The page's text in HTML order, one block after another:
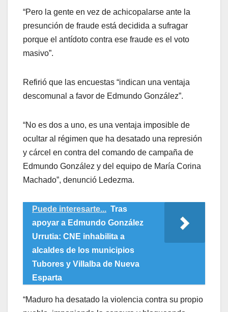
“Pero la gente en vez de achicopalarse ante la
presunción de fraude está decidida a sufragar
porque el antídoto contra ese fraude es el voto
masivo”.
Refirió que las encuestas “indican una ventaja
descomunal a favor de Edmundo González”.
“No es dos a uno, es una ventaja imposible de
ocultar al régimen que ha desatado una represión
y cárcel en contra del comando de campaña de
Edmundo González y del equipo de María Corina
Machado”, denunció Ledezma.
Puede interesarte... Tras
apoyar a Edmundo González
Urrutia: CNE inhabilita a
alcaldes de los municipios
Tubores y Villalba de Nueva
Esparta
“Maduro ha desatado la violencia contra su propio